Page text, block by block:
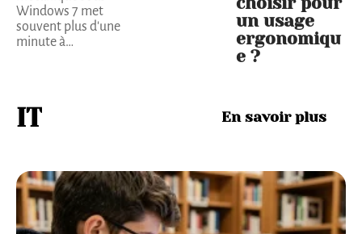
Windows 7 met
souvent plus d'une
minute à…
un usage
ergonomiqu
e ?
IT En savoir plus